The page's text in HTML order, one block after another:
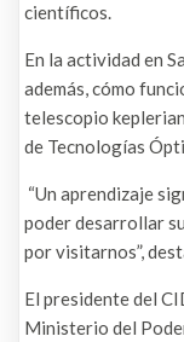
científicos.
En la actividad en
además, cómo
telescopio
de Tecnologías
“Un aprendizaje
poder desarrollar
por visitarnos”,
El presidente del
Ministerio del